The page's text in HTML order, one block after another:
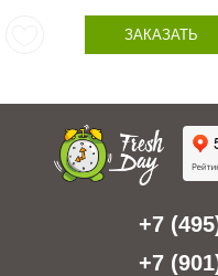
ЗАКАЗАТЬ
+7
+7